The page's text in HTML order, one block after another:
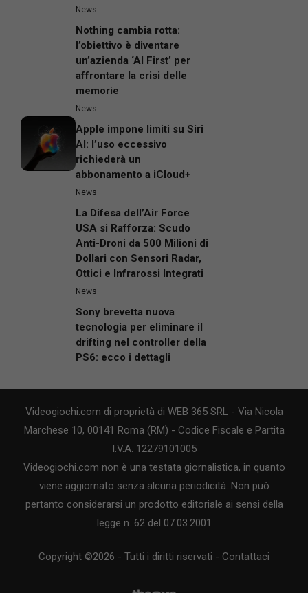
News
Nothing cambia rotta:
l’obiettivo è diventare
un’azienda ‘AI First’ per
affrontare la crisi delle
memorie
News
Apple impone limiti su Siri
AI: l’uso eccessivo
richiederà un
abbonamento a iCloud+
News
La Difesa dell’Air Force
USA si Rafforza: Scudo
Anti-Droni da 500 Milioni di
Dollari con Sensori Radar,
Ottici e Infrarossi Integrati
News
Sony brevetta nuova
tecnologia per eliminare il
drifting nel controller della
PS6: ecco i dettagli
Videogiochi.com di proprietà di WEB 365 SRL - Via Nicola
Marchese 10, 00141 Roma (RM) - Codice Fiscale e Partita
I.V.A. 12279101005
Videogiochi.com non è una testata giornalistica, in quanto
viene aggiornato senza alcuna periodicità. Non può
pertanto considerarsi un prodotto editoriale ai sensi della
legge n. 62 del 07.03.2001
Copyright ©2026 - Tutti i diritti riservati - Contattaci